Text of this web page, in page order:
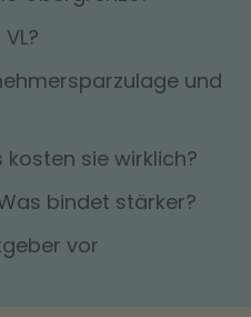
und
sie wirklich?
bindet stärker?
vor